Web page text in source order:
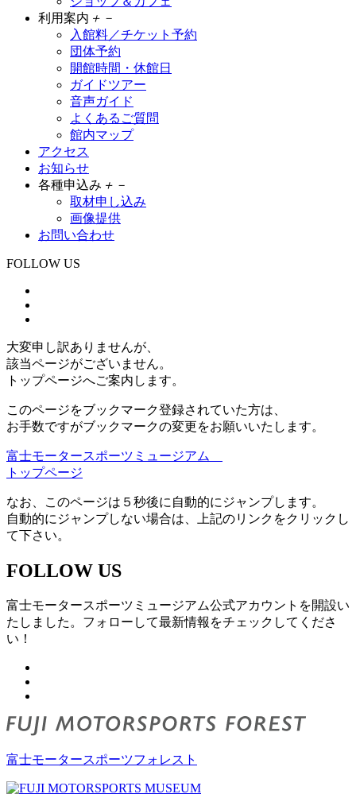
利用案内 ＋ －
入館料／チケット予約
団体予約
開館時間・休館日
ガイドツアー
音声ガイド
よくあるご質問
館内マップ
アクセス
お知らせ
各種申込み ＋ －
取材申し込み
画像提供
お問い合わせ
FOLLOW US
大変申し訳ありませんが、
該当ページがございません。
トップページへご案内します。
このページをブックマーク登録されていた方は、
お手数ですがブックマークの変更をお願いいたします。
富士モータースポーツミュージアム
トップページ
なお、このページは５秒後に自動的にジャンプします。
自動的にジャンプしない場合は、上記のリンクをクリックし
て下さい。
FOLLOW US
富士モータースポーツミュージアム公式アカウントを開設い
たしました。フォローして最新情報をチェックしてくださ
い！
富士モータースポーツフォレスト